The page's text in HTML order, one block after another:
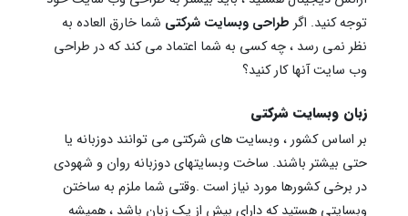
توجه کنید. اگر طراحی وبسایت شرکتی شما خارق العاده به
نظر نمی رسد ، چه کسی به شما اعتماد می کند که در طراحی
وب سایت آنها کار کنید؟
زبان وبسایت شرکتی
بر اساس کشور ، وبسایت های شرکتی می توانند دوزبانه یا
حتی بیشتر باشند. ساخت وبسایتهای دوزبانه روان و شهودی
در برخی کشورها مورد نیاز است .وقتی شما ملزم به ساختن
وبسایتی هستید که دارای بیش از یک زبان باشد ، همیشه